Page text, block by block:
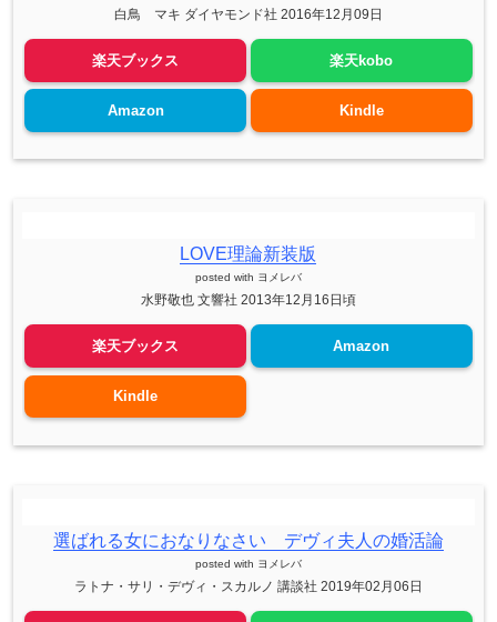
白鳥 マキ ダイヤモンド社 2016年12月09日
楽天ブックス 楽天kobo
Amazon Kindle
LOVE理論新装版
posted with ヨメレバ
水野敬也 文響社 2013年12月16日頃
楽天ブックス Amazon
Kindle
選ばれる女におなりなさい デヴィ夫人の婚活論
posted with ヨメレバ
ラトナ・サリ・デヴィ・スカルノ 講談社 2019年02月06日